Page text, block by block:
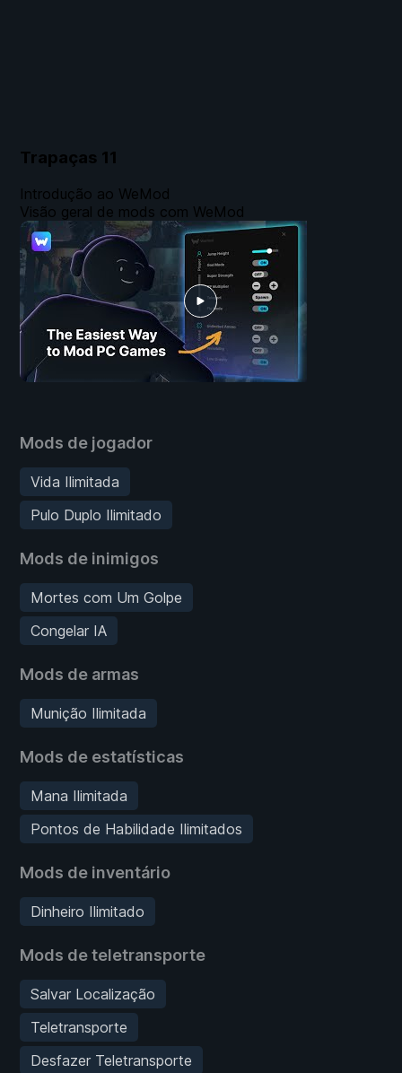
Trapaças 11
Mods de jogador
Vida Ilimitada
Pulo Duplo Ilimitado
Mods de inimigos
Mortes com Um Golpe
Congelar IA
Mods de armas
Munição Ilimitada
Mods de estatísticas
Mana Ilimitada
Pontos de Habilidade Ilimitados
Mods de inventário
Dinheiro Ilimitado
Mods de teletransporte
Salvar Localização
Teletransporte
Desfazer Teletransporte
Introdução ao WeMod
Visão geral de mods com WeMod